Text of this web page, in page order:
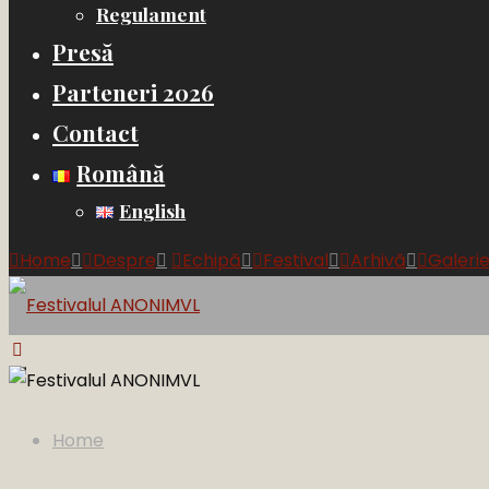
Regulament
Presă
Parteneri 2026
Contact
Română
English
Home
Despre Echipă Festival Arhivă
Festivalul
ANONIMVL
Home